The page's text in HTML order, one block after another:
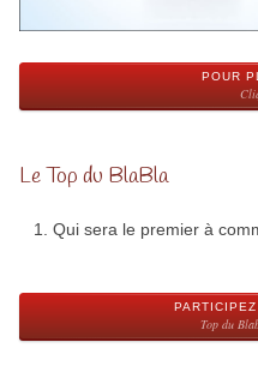
POUR
Le Top du BlaBla
Qui sera le premier à
Top du